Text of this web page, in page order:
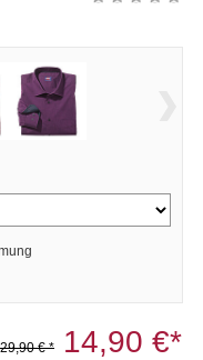
29,90 € * 14,90 €*